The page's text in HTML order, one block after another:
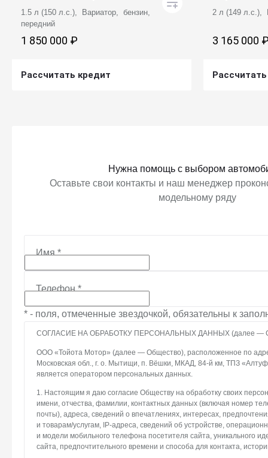
1.5 л (150 л.с.), Вариатор, бензин,
передний
1 850 000 ₽
Рассчитать кредит
2 л (149 л.с.),
3 165 000
Нужна помощь с выбором
Оставьте свои контакты и наш менеджер
модельному ряду
Имя*
Телефон*
* - поля, отмеченные звездочкой, обязательны к
СОГЛАСИЕ НА ОБРАБОТКУ ПЕРСОНАЛЬНЫХ ДАННЫХ (далее —
ООО «Тойота Мотор» (далее — Общество), расположенное по
Московская обл., г. о. Мытищи, п. Вёшки, МКАД, 84-й км, ТПЗ
является оператором персональных данных.
1. Настоящим я даю согласие Обществу на обработку своих
имени, отчества, фамилии, контактных данных (включая номер
почты), адреса, сведений о впечатлениях, интересах,
и товарам/услугам, IP-адреса, сведений об устройстве,
и модели мобильного телефона посетителя сайта, уникального
сайта, предпочтительного времени и способа для контакта,